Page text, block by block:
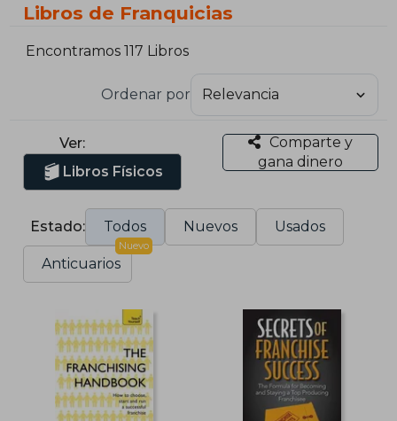
Libros de Franquicias
Encontramos 117 Libros
Ordenar por
Ver:
Libros Físicos
Comparte y
gana dinero
Estado: Todos Nuevos Usados
Anticuarios
Nuevo